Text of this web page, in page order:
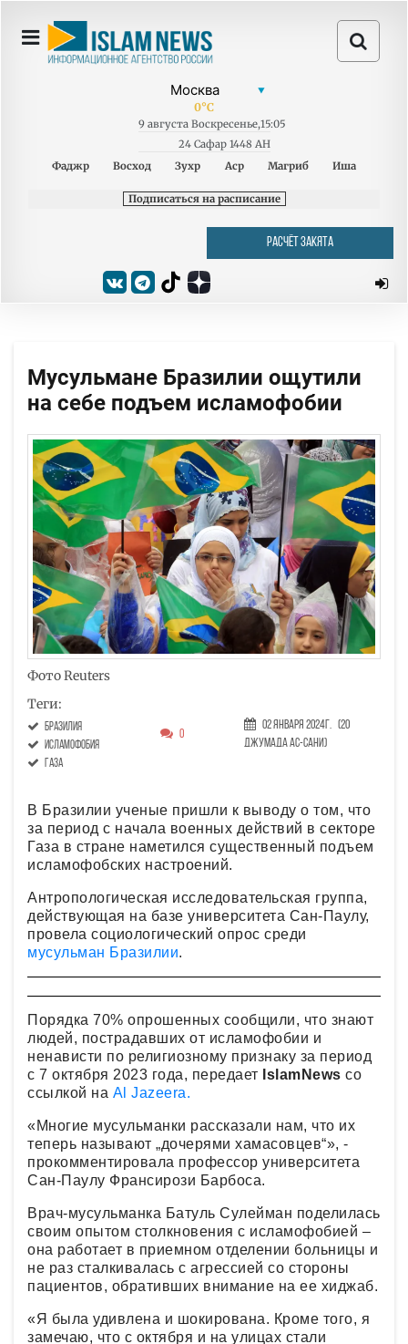
0°C
9 августа Воскресенье,15:05
24 Сафар 1448 AH
Фаджр
Восход Зухр Аср Магриб Иша
Подписаться на расписание
РАСЧЁТ ЗАКЯТА
Мусульмане Бразилии ощутили
на себе подъем исламофобии
Фото Reuters
Теги:
Бразилия
исламофобия
Газа
0
02 Января 2024г. (20
Джумада ас-сани)
В Бразилии ученые пришли к выводу о том, что
за период с начала военных действий в секторе
Газа в стране наметился существенный подъем
исламофобских настроений.
Антропологическая исследовательская группа,
действующая на базе университета Сан-Паулу,
провела социологический опрос среди
мусульман Бразилии.
Порядка 70% опрошенных сообщили, что знают
людей, пострадавших от исламофобии и
ненависти по религиозному признаку за период
с 7 октября 2023 года, передает IslamNews со
ссылкой на Al Jazeera.
«Многие мусульманки рассказали нам, что их
теперь называют „дочерями хамасовцев“», -
прокомментировала профессор университета
Сан-Паулу Франсирози Барбоса.
Врач-мусульманка Батуль Сулейман поделилась
своим опытом столкновения с исламофобией –
она работает в приемном отделении больницы и
не раз сталкивалась с агрессией со стороны
пациентов, обративших внимание на ее хиджаб.
«Я была удивлена и шокирована. Кроме того, я
замечаю, что с октября и на улицах стали